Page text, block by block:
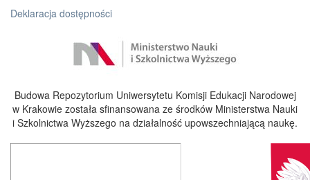
Deklaracja dostępności
Budowa Repozytorium Uniwersytetu Komisji Edukacji Narodowej
w Krakowie została sfinansowana ze środków Ministerstwa Nauki
i Szkolnictwa Wyższego na działalność upowszechniającą naukę.